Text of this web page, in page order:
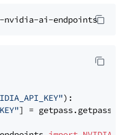
):
] = getpass.getpass(